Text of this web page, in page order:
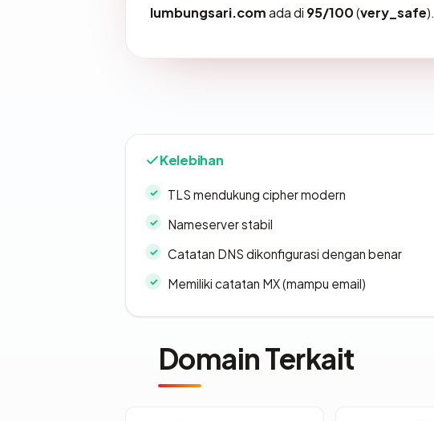
lumbungsari.comada di 95/100(very_safe).
Kelebihan
TLS mendukung cipher modern
Nameserver stabil
Catatan DNS dikonfigurasi dengan benar
Memiliki catatan MX (mampu email)
Domain Terkait